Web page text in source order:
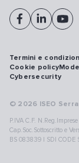
© 2026 ISEO
P.IVA C.F.
Cap.Soc.Sottoscritto e
BS 083839 | SDI CODE
Termini e
Cookie policy
Cybersecurity